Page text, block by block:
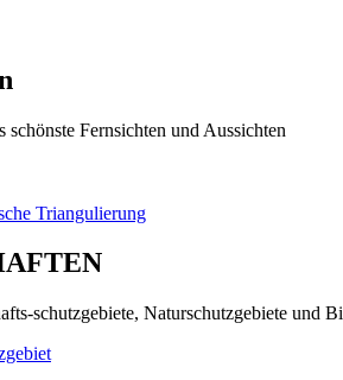
schönste Fernsichten und Aussichten
Triangulierung
schutzgebiete, Naturschutzgebiete und